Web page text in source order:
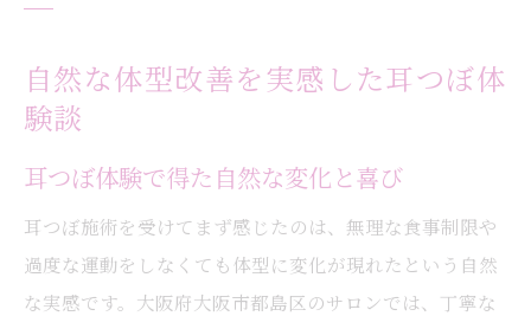
自然な体型改善を実感した耳つぼ体
験談
耳つぼ体験で得た自然な変化と喜び
耳つぼ施術を受けてまず感じたのは、無理な食事制限や
過度な運動をしなくても体型に変化が現れたという自然
な実感です。大阪府大阪市都島区のサロンでは、丁寧な